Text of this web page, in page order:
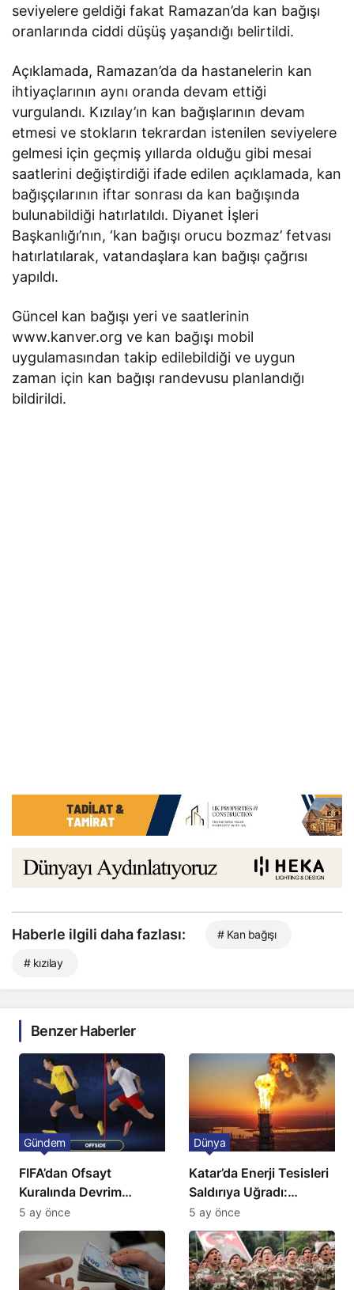
seviyelere geldiği fakat Ramazan’da kan bağışı
oranlarında ciddi düşüş yaşandığı belirtildi.
Açıklamada, Ramazan’da da hastanelerin kan
ihtiyaçlarının aynı oranda devam ettiği
vurgulandı. Kızılay’ın kan bağışlarının devam
etmesi ve stokların tekrardan istenilen seviyelere
gelmesi için geçmiş yıllarda olduğu gibi mesai
saatlerini değiştirdiği ifade edilen açıklamada, kan
bağışçılarının iftar sonrası da kan bağışında
bulunabildiği hatırlatıldı. Diyanet İşleri
Başkanlığı’nın, ‘kan bağışı orucu bozmaz’ fetvası
hatırlatılarak, vatandaşlara kan bağışı çağrısı
yapıldı.
Güncel kan bağışı yeri ve saatlerinin
www.kanver.org ve kan bağışı mobil
uygulamasından takip edilebildiği ve uygun
zaman için kan bağışı randevusu planlandığı
bildirildi.
Haberle ilgili daha fazlası: # Kan bağışı
# kızılay
Benzer Haberler
FIFA’dan Ofsayt
Kuralında Devrim
Niteliğinde Onay
Gündem
5 ay önce
Katar’da Enerji Tesisleri
Saldırıya Uğradı:
Avrupa’da Doğalgaz
Fiyatlarında Sert Artış
Dünya
5 ay önce